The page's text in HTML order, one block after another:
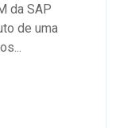
da SAP
de uma